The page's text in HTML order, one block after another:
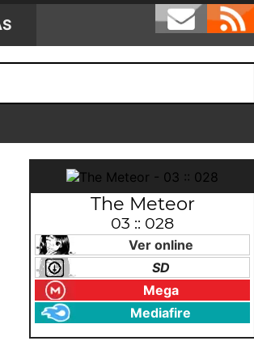
The Meteor
03 :: 028
Ver online
SD
Mega
Mediafire